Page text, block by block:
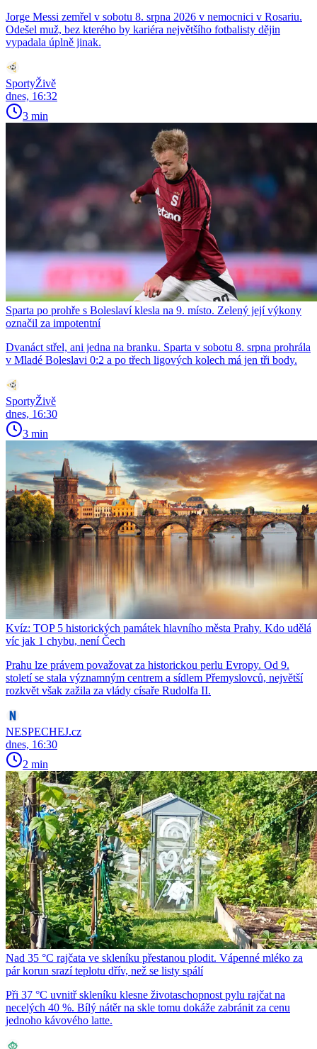
Jorge Messi zemřel v sobotu 8. srpna 2026 v nemocnici v Rosariu.
Odešel muž, bez kterého by kariéra největšího fotbalisty dějin
vypadala úplně jinak.
SportyŽivě
dnes, 16:32
3 min
Sparta po prohře s Boleslaví klesla na 9. místo. Zelený její výkony
označil za impotentní
Dvanáct střel, ani jedna na branku. Sparta v sobotu 8. srpna prohrála
v Mladé Boleslavi 0:2 a po třech ligových kolech má jen tři body.
SportyŽivě
dnes, 16:30
3 min
Kvíz: TOP 5 historických památek hlavního města Prahy. Kdo udělá
víc jak 1 chybu, není Čech
Prahu lze právem považovat za historickou perlu Evropy. Od 9.
století se stala významným centrem a sídlem Přemyslovců, největší
rozkvět však zažila za vlády císaře Rudolfa II.
NESPECHEJ.cz
dnes, 16:30
2 min
Nad 35 °C rajčata ve skleníku přestanou plodit. Vápenné mléko za
pár korun srazí teplotu dřív, než se listy spálí
Při 37 °C uvnitř skleníku klesne životaschopnost pylu rajčat na
necelých 40 %. Bílý nátěr na skle tomu dokáže zabránit za cenu
jednoho kávového latte.